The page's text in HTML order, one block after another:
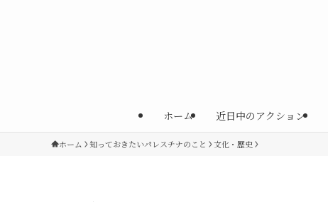
ホーム 近日中のアクション
ホーム 知っておきたいパレスチナのこと 文化・歴史